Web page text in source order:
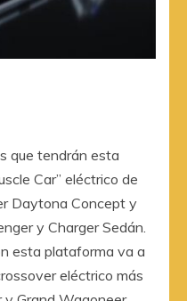
que tendrán esta
Car” eléctrico de
Daytona Concept y
y Charger Sedán.
esta plataforma va a
eléctrico más